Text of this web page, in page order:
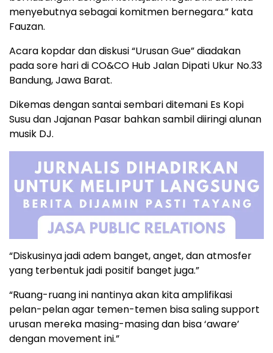
menyebutnya sebagai komitmen bernegara.” kata
Fauzan.
Acara kopdar dan diskusi “Urusan Gue” diadakan
pada sore hari di CO&CO Hub Jalan Dipati Ukur No.33
Bandung, Jawa Barat.
Dikemas dengan santai sembari ditemani Es Kopi
Susu dan Jajanan Pasar bahkan sambil diiringi alunan
musik DJ.
“Diskusinya jadi adem banget, anget, dan atmosfer
yang terbentuk jadi positif banget juga.”
“Ruang-ruang ini nantinya akan kita amplifikasi
pelan-pelan agar temen-temen bisa saling support
urusan mereka masing-masing dan bisa ‘aware’
dengan movement ini.”